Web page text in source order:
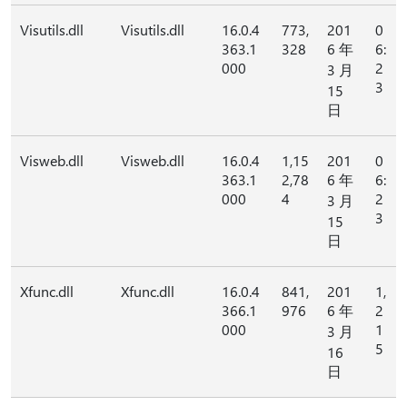
Visutils.dll Visutils.dll
16.0.4
363.1
000
773,
328
201
6 年
3 月
15
日
0
6:
2
3
Visweb.dll Visweb.dll
16.0.4
363.1
000
1,15
2,78
4
201
6 年
3 月
15
日
0
6:
2
3
Xfunc.dll Xfunc.dll
16.0.4
366.1
000
841,
976
201
6 年
3 月
16
日
1,
2
1
5